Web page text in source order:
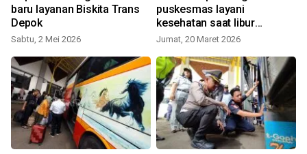
baru layanan Biskita Trans
Depok
Sabtu, 2 Mei 2026
puskesmas layani
kesehatan saat libur
Lebaran
Jumat, 20 Maret 2026